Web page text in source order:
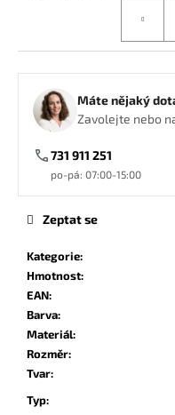
Máte nějaký
Zavolejte nebo
731 911 251
po-pá: 07:00-15:00
Kategorie:
Hmotnost:
EAN:
Barva:
Materiál:
Rozměr:
Tvar:
Typ:
Zeptat se
ZNOVUPOUŽITELNÉ
BRČKO
0,50